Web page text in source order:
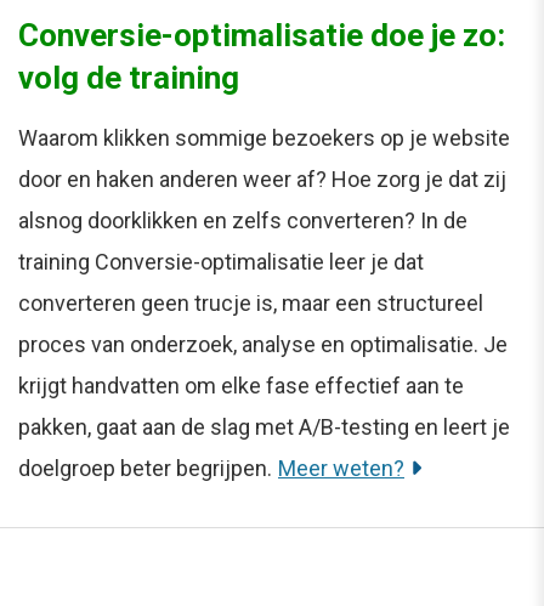
Conversie-optimalisatie doe je zo:
volg de training
Waarom klikken sommige bezoekers op je website
door en haken anderen weer af? Hoe zorg je dat zij
alsnog doorklikken en zelfs converteren? In de
training Conversie-optimalisatie leer je dat
converteren geen trucje is, maar een structureel
proces van onderzoek, analyse en optimalisatie. Je
krijgt handvatten om elke fase effectief aan te
pakken, gaat aan de slag met A/B-testing en leert je
doelgroep beter begrijpen. Meer weten?